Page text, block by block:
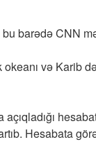
barədə CNN
və Karib
Hesabata